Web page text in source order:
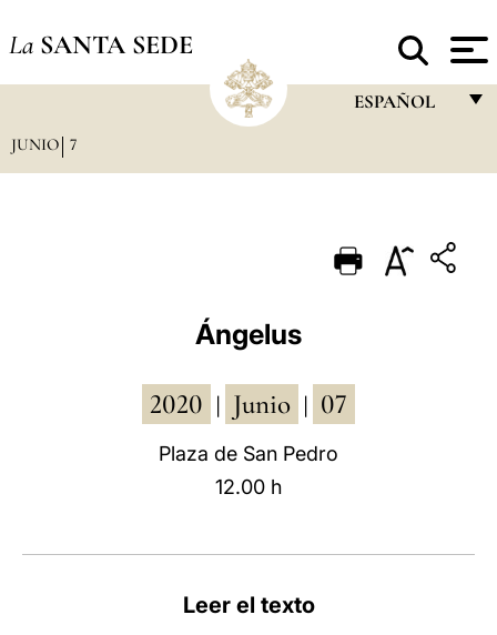
La SANTA SEDE
ESPAÑOL
PORTUGUÊS
JUNIO 7
Ángelus
2020 Junio 07
Plaza de San Pedro
12.00 h
Leer el texto